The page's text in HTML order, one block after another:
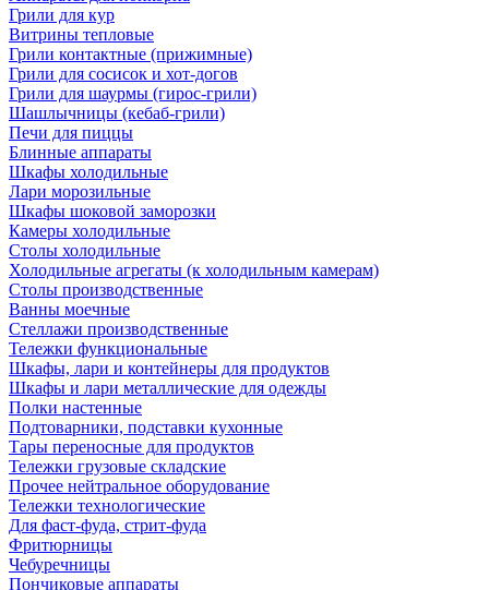
Грили для кур
Витрины тепловые
Грили контактные (прижимные)
Грили для сосисок и хот-догов
Грили для шаурмы (гирос-грили)
Шашлычницы (кебаб-грили)
Печи для пиццы
Блинные аппараты
Шкафы холодильные
Лари морозильные
Шкафы шоковой заморозки
Камеры холодильные
Столы холодильные
Холодильные агрегаты (к холодильным камерам)
Столы производственные
Ванны моечные
Стеллажи производственные
Тележки функциональные
Шкафы, лари и контейнеры для продуктов
Шкафы и лари металлические для одежды
Полки настенные
Подтоварники, подставки кухонные
Тары переносные для продуктов
Тележки грузовые складские
Прочее нейтральное оборудование
Тележки технологические
Для фаст-фуда, стрит-фуда
Фритюрницы
Чебуречницы
Пончиковые аппараты